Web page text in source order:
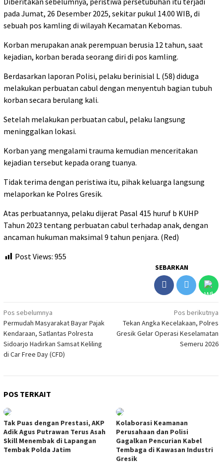
pada Jumat, 26 Desember 2025, sekitar pukul 14.00 WIB, di
sebuah pos kamling di wilayah Kecamatan Kebomas.
Korban merupakan anak perempuan berusia 12 tahun, saat
kejadian, korban berada seorang diri di pos kamling.
Berdasarkan laporan Polisi, pelaku berinisial L (58) diduga
melakukan perbuatan cabul dengan menyentuh bagian tubuh
korban secara berulang kali.
Setelah melakukan perbuatan cabul, pelaku langsung
meninggalkan lokasi.
Korban yang mengalami trauma kemudian menceritakan
kejadian tersebut kepada orang tuanya.
Tidak terima dengan peristiwa itu, pihak keluarga langsung
melaporkan ke Polres Gresik.
Atas perbuatannya, pelaku dijerat Pasal 415 huruf b KUHP
Tahun 2023 tentang perbuatan cabul terhadap anak, dengan
ancaman hukuman maksimal 9 tahun penjara. (Red)
Post Views: 955
SEBARKAN
Navigasi
pos
Pos sebelumnya
Permudah Masyarakat Bayar Pajak
Kendaraan, Satlantas Polresta
Sidoarjo Hadirkan Samsat Keliling
di Car Free Day (CFD)
Pos berikutnya
Tekan Angka Kecelakaan, Polres
Gresik Gelar Operasi Keselamatan
Semeru 2026
POS TERKAIT
Tak Puas dengan Prestasi, AKP
Adik Agus Putrawan Terus Asah
Skill Menembak di Lapangan
Tembak Polda Jatim
Kolaborasi Keamanan
Perusahaan dan Polisi
Gagalkan Pencurian Kabel
Tembaga di Kawasan Industri
Gresik